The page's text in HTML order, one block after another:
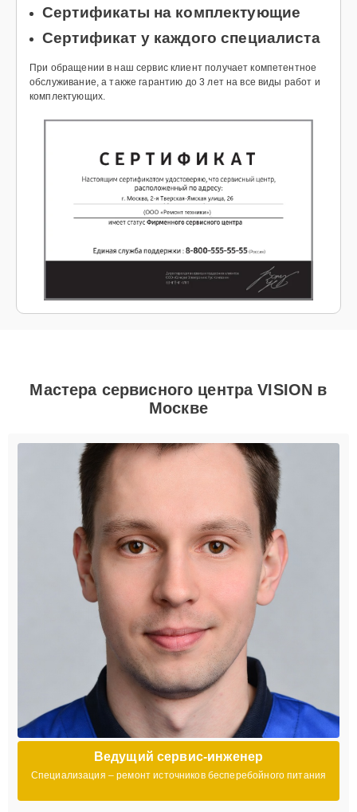
Сертификаты на комплектующие
Сертификат у каждого специалиста
При обращении в наш сервис клиент получает компетентное
обслуживание, а также гарантию до 3 лет на все виды работ и
комплектующих.
Мастера сервисного центра VISION в
Москве
Ведущий сервис-инженер
Специализация – ремонт источников бесперебойного питания